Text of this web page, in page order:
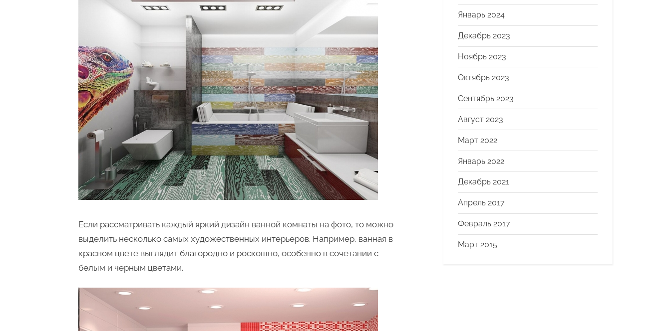
Если рассматривать каждый яркий дизайн ванной комнаты на фото, то можно
выделить несколько самых художественных интерьеров. Например, ванная в
красном цвете выглядит благородно и роскошно, особенно в сочетании с
белым и черным цветами.
Январь 2024
Декабрь 2023
Ноябрь 2023
Октябрь 2023
Сентябрь 2023
Август 2023
Март 2022
Январь 2022
Декабрь 2021
Апрель 2017
Февраль 2017
Март 2015